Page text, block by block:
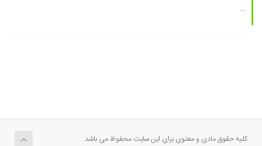
کلیه حقوق مادی و معنوی برای این سایت محفوظ می باشد.